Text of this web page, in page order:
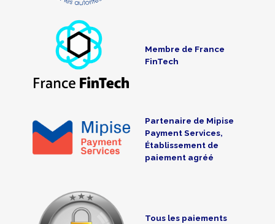
Membre de France
FinTech
Partenaire de Mipise
Payment Services,
Établissement de
paiement agréé
Tous les paiements